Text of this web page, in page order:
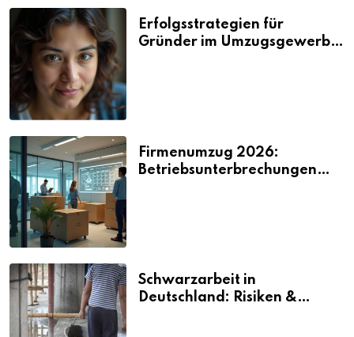
Erfolgsstrategien für
Gründer im Umzugsgewerbe
Firmenumzug 2026:
Betriebsunterbrechungen
Schwarzarbeit in
Deutschland: Risiken &